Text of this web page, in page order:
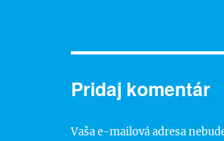
Pridaj komentár
Vaša e-mailová adresa